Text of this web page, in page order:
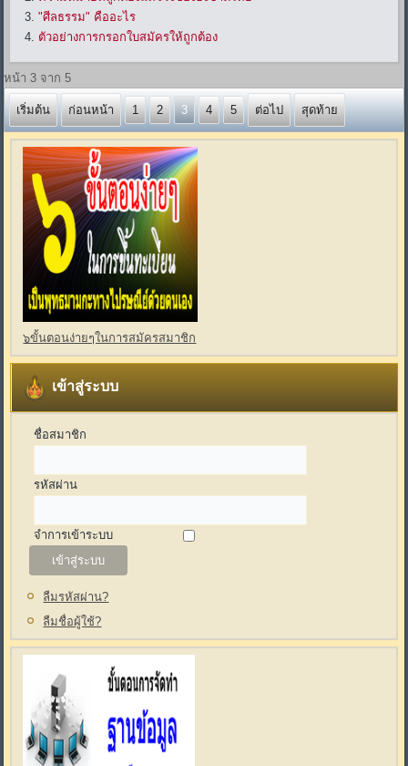
"ศีลธรรม" คืออะไร
ตัวอย่างการกรอกใบสมัครให้ถูกต้อง
หน้า 3 จาก 5
เริ่มต้น ก่อนหน้า 1 2 3 4 5 ต่อไป สุดท้าย
๖ขั้นตอนง่ายๆในการสมัครสมาชิก
เข้าสู่ระบบ
ชื่อสมาชิก
รหัสผ่าน
จำการเข้าระบบ
ลืมรหัสผ่าน?
ลืมชื่อผู้ใช้?